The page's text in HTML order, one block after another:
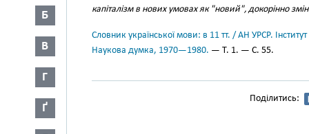
Б
В
Г
Ґ
капіталізм в нових умовах як "новий", докорінно
Словник української мови: в 11 тт. / АН УРСР.
Наукова думка, 1970—1980. — Т. 1. — С. 55.
Поділитись: